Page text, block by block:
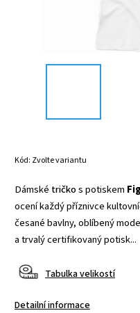
Kód: Zvolte variantu
Dámské tričkos potiskem
ocení každý příznivce
česané bavlny, oblíbený
a trvalý certifikovaný potisk...
Tabulka velikostí
Detailní informace